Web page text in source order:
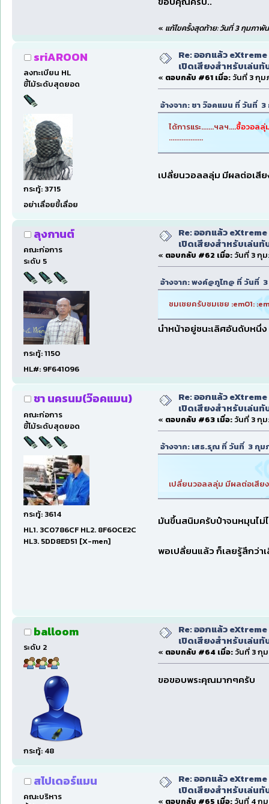
« แก้ไขครั้งสุดท้าย: วันที่ 3 กุมภาพั
sriAROON
ลงทะเบียน HL
ขี้โม้ระดับสุดยอด
กระทู้: 3715
อย่าเลื่อยขี้เลื่อย
Re: ออกแล้ว
เปิดเสียงสำหรับเล่น
« ตอบกลับ #61 เมื่อ: วันที่ 3 กุม
อ้างจาก: ชา ว๊อคแมน ที่ วันที่
ได้การแระ.......ฯลฯ....ซื้อวอลลุ่
...................
เปลี่ยนวอลลลุ่ม มีผลต่อเสีย
ลุงกานต์
คณะก่อการ
ระดับ 5
กระทู้: 1150
HL#: 9F641096
Re: ออกแล้ว
เปิดเสียงสำหรับเล่น
« ตอบกลับ #62 เมื่อ: วันที่ 3 กุ
อ้างจาก: พงค์@ภูไท@ ที่ วันที่
ชมเชยครับชมเชย :em01:
นำหน้าอยู่ชนะเลิศอันดับห
ชา นครนม(ว๊อคแมน)
คณะก่อการ
ขี้โม้ระดับสุดยอด
กระทู้: 3614
HL1. 3C0786CF HL2. 8F60CE2C
HL3. 5DD8ED51 [X-men]
Re: ออกแล้ว
เปิดเสียงสำหรับเล่น
« ตอบกลับ #63 เมื่อ: วันที่ 3 กุ
อ้างจาก: เสธ.รุณ ที่ วันที่ 3 กุ
เปลี่ยนวอลลลุ่ม มีผลต่อเสียง
มันขึ้นสนิมครับป๋าจนหมุนไม่
พอเปลี่ยนแล้ว ก็เลยรู้สึกว่า
balloom
ระดับ 2
กระทู้: 48
Re: ออกแล้ว
เปิดเสียงสำหรับเล่น
« ตอบกลับ #64 เมื่อ: วันที่ 3 กุ
ขอขอบพระคุณมากๆครับ
สไปเดอร์แมน
คณะบริหาร
Re: ออกแล้ว
เปิดเสียงสำหรับเล่น
« ตอบกลับ #65 เมื่อ: วันที่ 4 กุ